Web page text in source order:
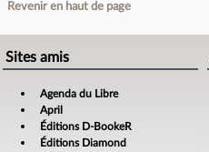
Revenir en haut de page
Sites amis
Agenda du Libre
April
Éditions D-BookeR
Éditions Diamond